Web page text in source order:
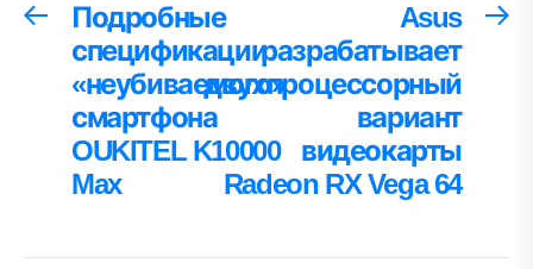
Навигация
записям
Предыдущая
запись:
Подробные
спецификации
«неубиваемого»
смартфона
OUKITEL K10000
Max
Asus
разрабатывает
двухпроцессорный
вариант
видеокарты
Radeon RX Vega 64